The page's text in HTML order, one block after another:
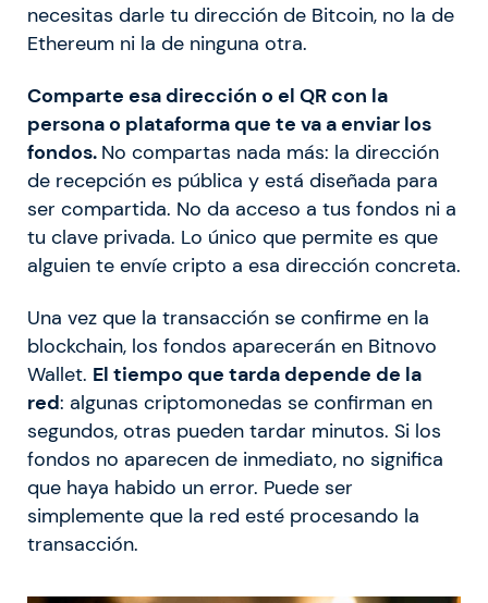
necesitas darle tu dirección de Bitcoin, no la de
Ethereum ni la de ninguna otra.
Comparte esa dirección o el QR con la
persona o plataforma que te va a enviar los
fondos. No compartas nada más: la dirección
de recepción es pública y está diseñada para
ser compartida. No da acceso a tus fondos ni a
tu clave privada. Lo único que permite es que
alguien te envíe cripto a esa dirección concreta.
Una vez que la transacción se confirme en la
blockchain, los fondos aparecerán en Bitnovo
Wallet. El tiempo que tarda depende de la
red: algunas criptomonedas se confirman en
segundos, otras pueden tardar minutos. Si los
fondos no aparecen de inmediato, no significa
que haya habido un error. Puede ser
simplemente que la red esté procesando la
transacción.